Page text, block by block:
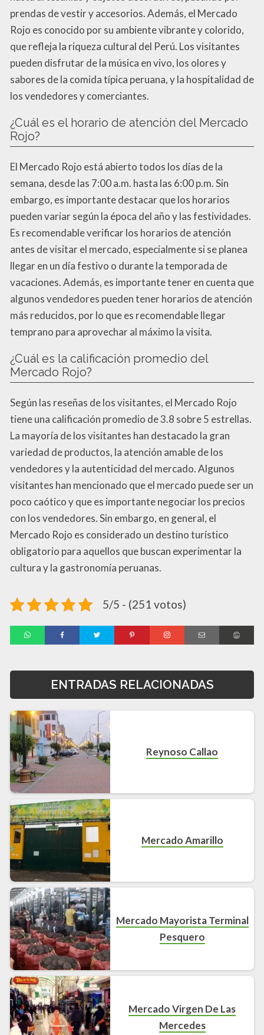
prendas de vestir y accesorios. Además, el Mercado
Rojo es conocido por su ambiente vibrante y colorido,
que refleja la riqueza cultural del Perú. Los visitantes
pueden disfrutar de la música en vivo, los olores y
sabores de la comida típica peruana, y la hospitalidad de
los vendedores y comerciantes.
¿Cuál es el horario de atención del Mercado
Rojo?
El Mercado Rojo está abierto todos los días de la
semana, desde las 7:00 a.m. hasta las 6:00 p.m. Sin
embargo, es importante destacar que los horarios
pueden variar según la época del año y las festividades.
Es recomendable verificar los horarios de atención
antes de visitar el mercado, especialmente si se planea
llegar en un día festivo o durante la temporada de
vacaciones. Además, es importante tener en cuenta que
algunos vendedores pueden tener horarios de atención
más reducidos, por lo que es recomendable llegar
temprano para aprovechar al máximo la visita.
¿Cuál es la calificación promedio del
Mercado Rojo?
Según las reseñas de los visitantes, el Mercado Rojo
tiene una calificación promedio de 3.8 sobre 5 estrellas.
La mayoría de los visitantes han destacado la gran
variedad de productos, la atención amable de los
vendedores y la autenticidad del mercado. Algunos
visitantes han mencionado que el mercado puede ser un
poco caótico y que es importante negociar los precios
con los vendedores. Sin embargo, en general, el
Mercado Rojo es considerado un destino turístico
obligatorio para aquellos que buscan experimentar la
cultura y la gastronomía peruanas.
5/5 - (251 votos)
ENTRADAS RELACIONADAS
Reynoso Callao
Mercado Amarillo
Mercado Mayorista Terminal
Pesquero
Mercado Virgen De Las
Mercedes